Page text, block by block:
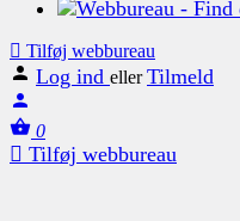
Tilføj webbureau
Log ind eller Tilmeld
0
Tilføj webbureau